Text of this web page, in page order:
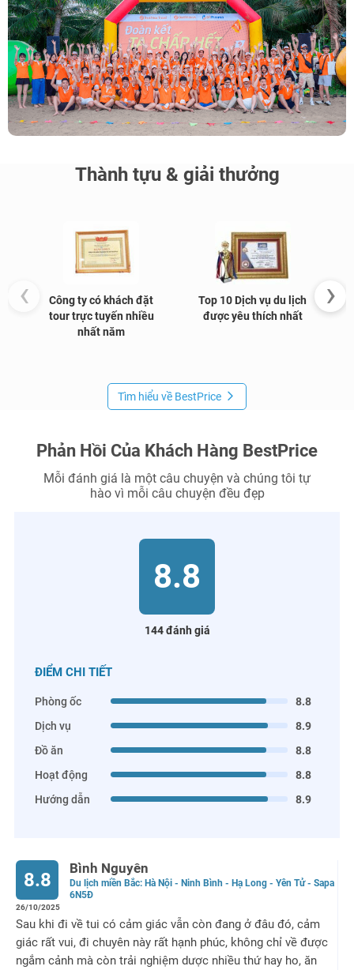
Thành tựu & giải thưởng
Công ty có khách đặt
tour trực tuyến nhiều
nhất năm
Top 10 Dịch vụ du lịch
được yêu thích nhất
‹ ›
Tìm hiểu về BestPrice
Phản Hồi Của Khách Hàng BestPrice
Mỗi đánh giá là một câu chuyện và chúng tôi tự
hào vì mỗi câu chuyện đều đẹp
8.8
144 đánh giá
ĐIỂM CHI TIẾT
Phòng ốc
8.8
Dịch vụ
8.9
Đồ ăn
8.8
Hoạt động
8.8
Hướng dẫn
8.9
Bình Nguyên
Du lịch miền Bắc: Hà Nội - Ninh Bình - Hạ Long - Yên Tử - Sapa
6N5Đ
8.8
26/10/2025
Sau khi đi về tui có cảm giác vẫn còn đang ở đâu đó, cảm
giác rất vui, đi chuyên này rất hạnh phúc, không chỉ về được
ngắm cảnh mà còn trải nghiệm dược nhiều thứ hay ho, ăn